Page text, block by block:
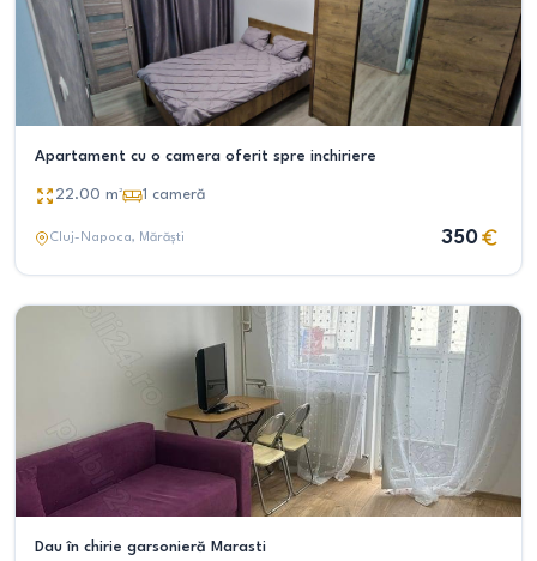
Apartament cu o camera oferit spre inchiriere
22.00 m² 1 cameră
Cluj-Napoca, Mărăști 350
Dau în chirie garsonieră Marasti